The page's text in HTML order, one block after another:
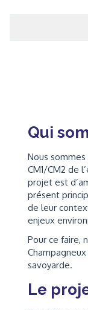
Qui
Nous
CM1/CM2 de
projet est
présent
de leur
enjeux
Pour ce faire,
savoyarde.
Le